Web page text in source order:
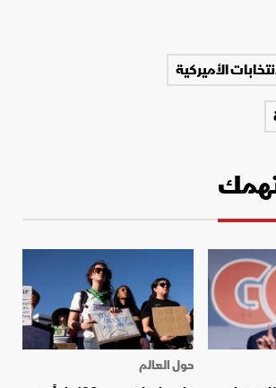
الأميركية
حول العالم